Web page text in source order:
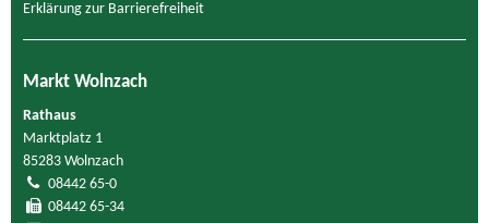
Erklärung zur Barrierefreiheit
Markt Wolnzach
Rathaus
Marktplatz 1
85283 Wolnzach
08442 65-0
08442 65-34